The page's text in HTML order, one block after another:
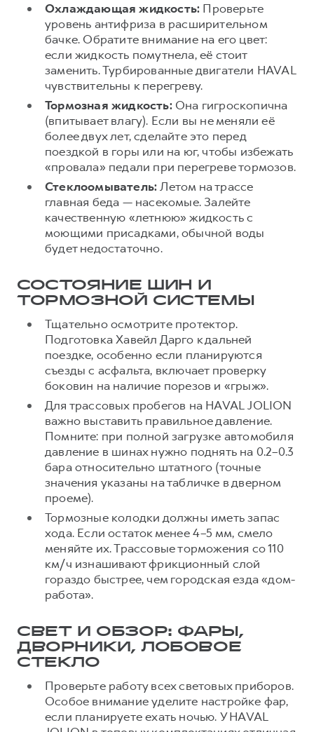
Охлаждающая жидкость: Проверьте
уровень антифриза в расширительном
бачке. Обратите внимание на его цвет:
если жидкость помутнела, её стоит
заменить. Турбированные двигатели HAVAL
чувствительны к перегреву.
Тормозная жидкость:Она гигроскопична
(впитывает влагу). Если вы не меняли её
более двух лет, сделайте это перед
поездкой в горы или на юг, чтобы избежать
«провала» педали при перегреве тормозов.
Стеклоомыватель:Летом на трассе
главная беда — насекомые. Залейте
качественную «летнюю» жидкость с
моющими присадками, обычной воды
будет недостаточно.
СОСТОЯНИЕ ШИН И
ТОРМОЗНОЙ СИСТЕМЫ
Тщательно осмотрите протектор.
Подготовка Хавейл Дарго к дальней
поездке, особенно если планируются
съезды с асфальта, включает проверку
боковин на наличие порезов и «грыж».
Для трассовых пробегов на HAVAL JOLION
важно выставить правильное давление.
Помните: при полной загрузке автомобиля
давление в шинах нужно поднять на 0.2–0.3
бара относительно штатного (точные
значения указаны на табличке в дверном
проеме).
Тормозные колодки должны иметь запас
хода. Если остаток менее 4–5 мм, смело
меняйте их. Трассовые торможения со 110
км/ч изнашивают фрикционный слой
гораздо быстрее, чем городская езда «дом-
работа».
СВЕТ И ОБЗОР: ФАРЫ,
ДВОРНИКИ, ЛОБОВОЕ
СТЕКЛО
Проверьте работу всех световых приборов.
Особое внимание уделите настройке фар,
если планируете ехать ночью. У HAVAL